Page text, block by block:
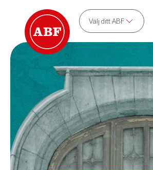
Välj ditt ABF